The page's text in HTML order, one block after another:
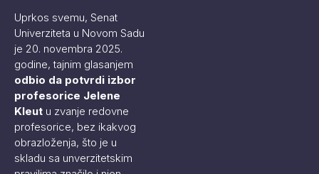
Uprkos svemu, Senat
Univerziteta u Novom Sadu
je 20. novembra 2025.
godine, tajnim glasanjem
odbio da potvrdi izbor
profesorice Jelene
Kleut u zvanje redovne
profesorice, bez ikakvog
obrazloženja, što je u
skladu sa unverzitetskim